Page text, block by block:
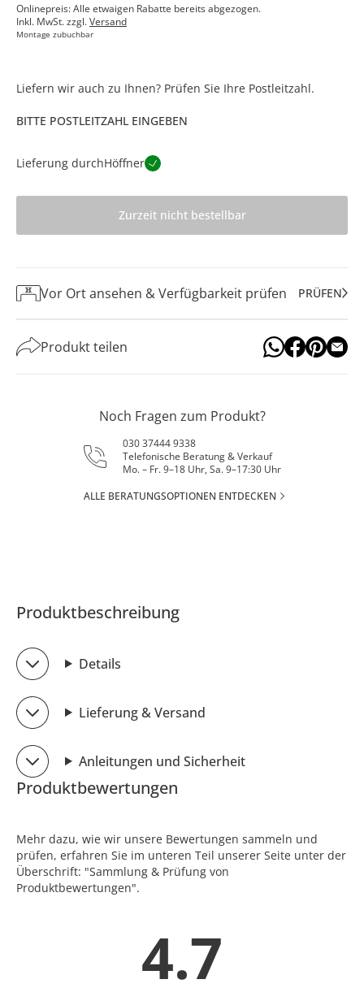
Onlinepreis: Alle etwaigen Rabatte bereits abgezogen.
Inkl. MwSt. zzgl.Versand
Montage zubuchbar
Liefern wir auch zu Ihnen? Prüfen Sie Ihre Postleitzahl.
BITTE POSTLEITZAHL EINGEBEN
Lieferung durchHöffner
Zurzeit nicht bestellbar
Vor Ort ansehen & Verfügbarkeit prüfen PRÜFEN
Produkt teilen
Noch Fragen zum Produkt?
030 37444 9338
Telefonische Beratung & Verkauf
Mo. – Fr. 9–18 Uhr, Sa. 9–17:30 Uhr
ALLE BERATUNGSOPTIONEN ENTDECKEN
Produktbeschreibung
Details
Lieferung & Versand
Anleitungen und Sicherheit
Produktbewertungen
Mehr dazu, wie wir unsere Bewertungen sammeln und
prüfen, erfahren Sie im unteren Teil unserer Seite unter der
Überschrift: "Sammlung & Prüfung von
Produktbewertungen".
4.7